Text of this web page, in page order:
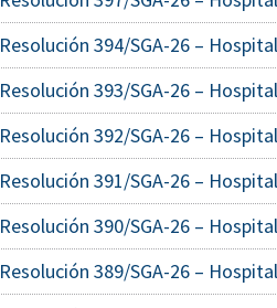
Resolución 394/SGA-26 –
Resolución 393/SGA-26 –
Resolución 392/SGA-26 –
Resolución 391/SGA-26 –
Resolución 390/SGA-26 –
Resolución 389/SGA-26 –